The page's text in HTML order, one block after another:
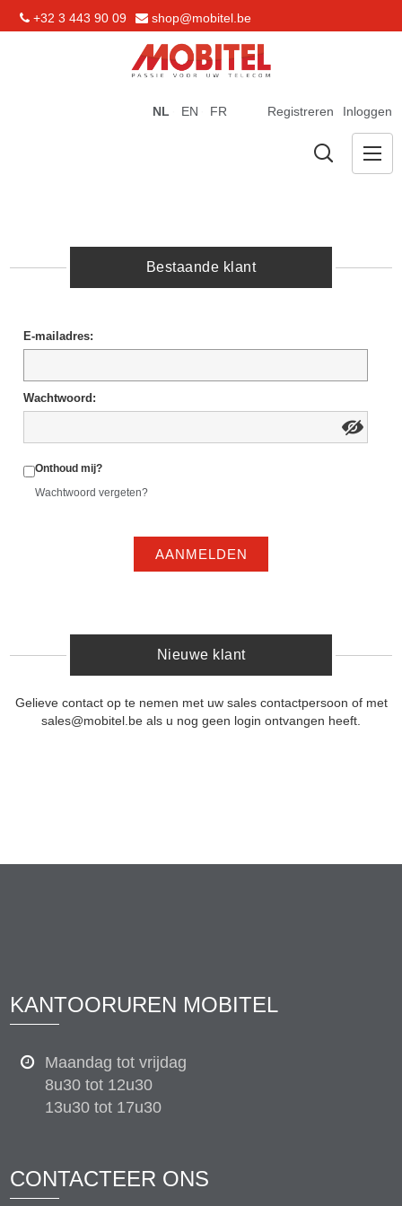
+32 3 443 90 09 shop@mobitel.be
Registreren Inloggen
NL EN FR
Bestaande klant
E-mailadres:
Wachtwoord:
Onthoud mij?
Wachtwoord vergeten?
AANMELDEN
Nieuwe klant
Gelieve contact op te nemen met uw sales contactpersoon of met
sales@mobitel.be als u nog geen login ontvangen heeft.
KANTOORUREN MOBITEL
Maandag tot vrijdag
8u30 tot 12u30
13u30 tot 17u30
CONTACTEER ONS